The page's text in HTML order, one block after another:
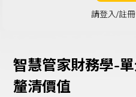
請登入/註
智慧管家財務學-
釐清價值